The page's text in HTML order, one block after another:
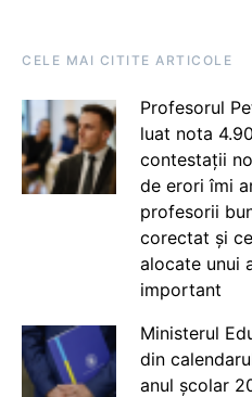
CELE MAI CITITE ARTICOLE
Profesorul
luat nota
contestații
de erori îmi
profesorii
corectat și
alocate unui
important
Ministerul
din
anul școlar